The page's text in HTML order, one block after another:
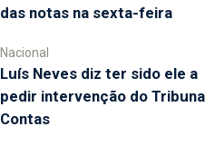
das notas na sexta-feira
Nacional
Luís Neves diz ter sido ele a
pedir intervenção do
Contas